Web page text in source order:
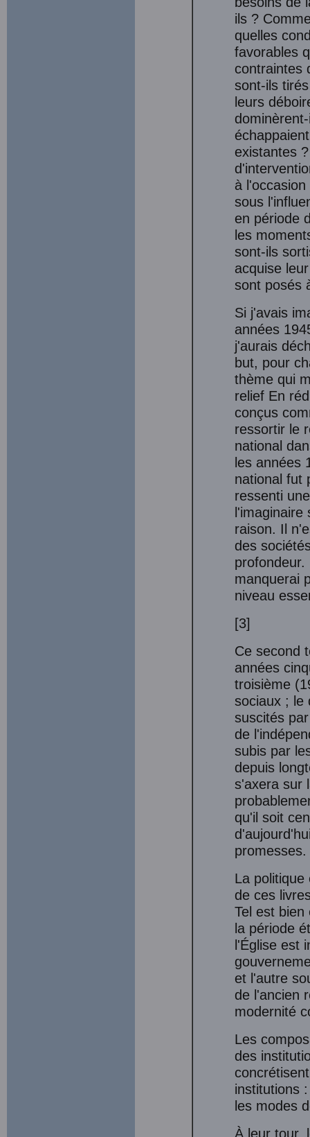
ils ?
quelles
favorables
contraintes
sont-ils
leurs
existantes
à
sous
en période
les
sont-ils
acquise
sont posés
Si j'avais
années
j'aurais
but, pour
thème qui
relief En
conçus
ressortir le
national
les années
national fut
ressenti
raison. Il
des
manquerai
niveau
[3]
Ce second
années
troisième
sociaux ; le
suscités
de
subis par
depuis
s'axera sur
qu'il soit
promesses.
La
de ces
Tel est bien
la période
l'Église est
et l'autre
de l'ancien
modernité
Les
des
institutions
les modes
À leur tour,